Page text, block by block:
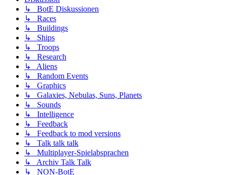
↳ BotE Diskussionen
↳ Races
↳ Buildings
↳ Ships
↳ Troops
↳ Research
↳ Aliens
↳ Random Events
↳ Graphics
↳ Galaxies, Nebulas, Suns, Planets
↳ Sounds
↳ Intelligence
↳ Feedback
↳ Feedback to mod versions
↳ Talk talk talk
↳ Multiplayer-Spielabsprachen
↳ Archiv Talk Talk
↳ NON-BotE